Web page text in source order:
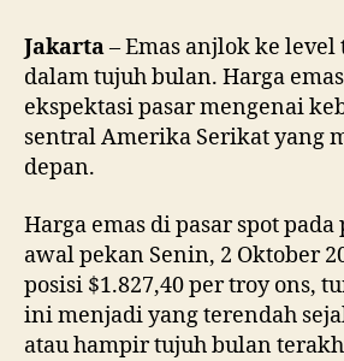
Jakarta– Emas anjlok ke
dalam tujuh bulan. Harga
ekspektasi pasar mengenai
sentral Amerika Serikat yang
depan.
Harga emas di pasar spot
awal pekan Senin, 2 Oktober
posisi $1.827,40 per troy ons,
ini menjadi yang terendah
atau hampir tujuh bulan